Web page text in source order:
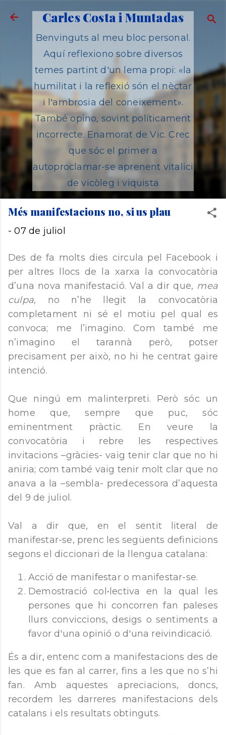
Salta al contingut principal
Carles Costa i Muntadas
Benvinguts al meu bloc personal.
Aquí reflexiono sobre diversos
temes partint d'un lema propi: «la
humilitat i la reflexió són el nèctar
i l'ambrosia del coneixement».
També opino, sovint políticament
incorrecte. Enamorat de Vic. Crec
que sóc el primer a
autoproclamar-se aprenent vitalici
de vicòleg i viquista
Més manifestacions no, si us plau
-07 de juliol
Des de fa molts dies circula pel Facebook i
per altres llocs de la xarxa la convocatòria
d’una nova manifestació. Val a dir que, mea
culpa, no n’he llegit la convocatòria
completament ni sé el motiu pel qual es
convoca; me l’imagino. Com també me
n’imagino el tarannà però, potser
precisament per això, no hi he centrat gaire
intenció.
Que ningú em malinterpreti. Però sóc un
home que, sempre que puc, sóc
eminentment pràctic. En veure la
convocatòria i rebre les respectives
invitacions –gràcies- vaig tenir clar que no hi
aniria; com també vaig tenir molt clar que no
anava a la –sembla- predecessora d’aquesta
del 9 de juliol.
Val a dir que, en el sentit literal de
manifestar-se, prenc les següents definicions
segons el diccionari de la llengua catalana:
Acció de manifestar o manifestar-se.
Demostració col•lectiva en la qual les
persones que hi concorren fan paleses
llurs conviccions, desigs o sentiments a
favor d'una opinió o d'una reivindicació.
És a dir, entenc com a manifestacions des de
les que es fan al carrer, fins a les que no s’hi
fan. Amb aquestes apreciacions, doncs,
recordem les darreres manifestacions dels
catalans i els resultats obtinguts.